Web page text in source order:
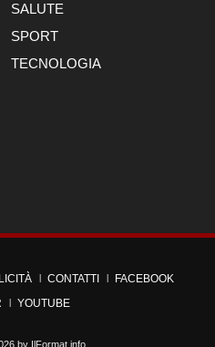
SALUTE
SPORT
TECNOLOGIA
CONTATTI
FACEBOOK
YOUTUBE
by IlFormat.info